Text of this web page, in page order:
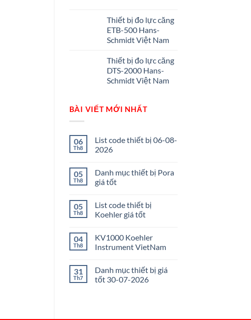
Thiết bị đo lực căng
ETB-500 Hans-
Schmidt Việt Nam
Thiết bị đo lực căng
DTS-2000 Hans-
Schmidt Việt Nam
BÀI VIẾT MỚI NHẤT
06
Th8
List code thiết bị 06-08-
2026
05
Th8
Danh mục thiết bị Pora
giá tốt
05
Th8
List code thiết bị
Koehler giá tốt
04
Th8
KV1000 Koehler
Instrument VietNam
31
Th7
Danh mục thiết bị giá
tốt 30-07-2026